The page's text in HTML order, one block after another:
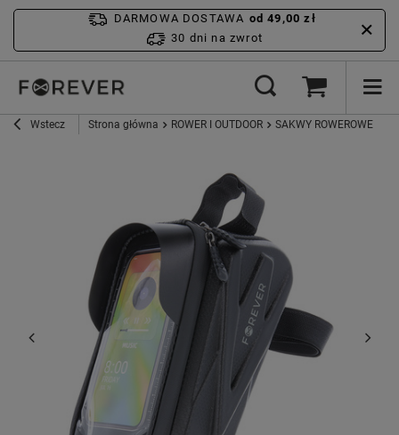
DARMOWA DOSTAWA od 49,00 zł
30 dni na zwrot
Wstecz Strona główna ROWER I OUTDOOR SAKWY ROWEROWE